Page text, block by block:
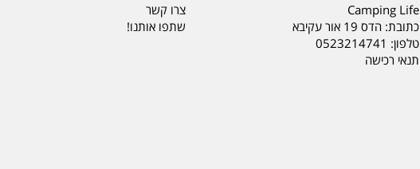
Camping Life
כתובת: הדס 19 אור עקיבא
טלפון: 0523214741
תנאי רכישה
צרו קשר
שתפו אותנו!